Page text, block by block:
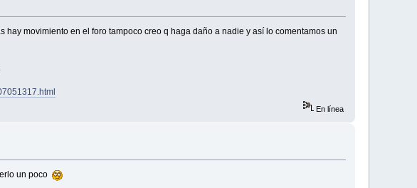
movimiento en el foro tampoco creo q haga daño a nadie y así lo comentamos un
En línea
un poco